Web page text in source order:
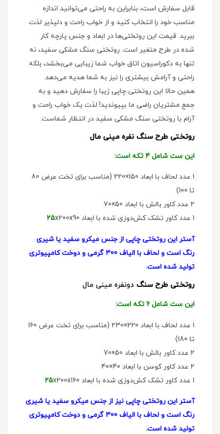
قابل سفارش است، بنابراین به راحتی می‌توانید اندازه
مناسب خود را انتخاب کنید و از خواب راحت و دلپذیر لذت
ببرید. قیمت این روتختی‌ها در ابعاد و جنس پارچه کار
شده در طرح متغیر است. روتختی سنگ مشکی سفید، نه
تنها به دکوراسیون اتاق خواب شما زیبایی می‌بخشد، بلکه
راحتی و آرامش بیشتری را نیز به شما هدیه می‌دهد.
همین حالا این روتختی چاپی زیبا را سفارش دهید و به
جمع مشتریان راضی ما بپیوندید! لذت یک خواب راحت و
آرام با روتختی سنگ مشکی سفید در انتظار شماست.
روتختی طرح سنگ نفره مینی مال
این ست شامل 4 تکه است:
1 عدد لحاف با ابعاد 150×220 (مناسب برای تخت عرض 80
تا 100)
2 عدد کاور بالش با ابعاد 50×70
1 عدد کاور تشک کش‌دوزی شده با ابعاد
25x200x90
آستر این روتختی چاپی از جنس میکرو سفید یا شیری
رنگ است و لحاف با الیاف 300 گرمی و دوخت کامپیوتری
تولید شده است.
روتختی طرح سنگ دو‌نفره مینی مال
این ست شامل 6 تکه است:
1 عدد لحاف با ابعاد 220×230 (مناسب برای تخت عرض 160
تا 180)
2 عدد کاور بالش با ابعاد 50×70
2 عدد کاور کوسن با ابعاد 40×40
1 عدد کاور تشک کش‌دوزی شده با ابعاد
25x200x160
آستر این روتختی چاپی نیز از جنس میکرو سفید یا شیری
رنگ است و لحاف با الیاف 300 گرمی و دوخت کامپیوتری
تولید شده است.